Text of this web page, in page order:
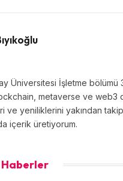
Üniversitesi İşletme bölümü
metaverse ve web3
ve yeniliklerini yakından
içerik üretiyorum.
Haberler